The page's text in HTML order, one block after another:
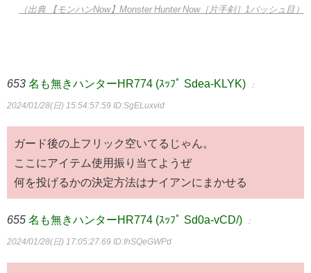
（出典 【モンハンNow】Monster Hunter Now［片手剣］1バッシュ目）
653 名も無きハンターHR774 (ｽｯﾌﾟ Sdea-KLYK) ：
2024/01/28(日) 15:54:57.59 ID:SgELuxvid
ガード後の上フリック空いてるじゃん。
ここにアイテム使用振り当てようぜ
何を投げるかの決定方法はナイアンにまかせる
655 名も無きハンターHR774 (ｽｯﾌﾟ Sd0a-vCD/) ：
2024/01/28(日) 17:05:27.69 ID:IhSQeGWPd